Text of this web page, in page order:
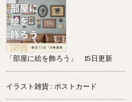
「部屋に絵を飾ろう」 15日更新
イラスト雑貨 : ポストカード